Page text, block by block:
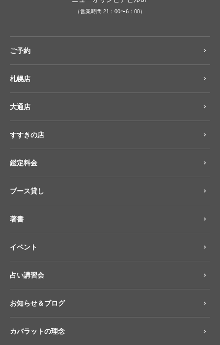
（営業時間 21：00〜6：00）
ご予約
札幌店
大通店
すすきの店
鑑定料金
ブース貸し
著書
イベント
占い講習会
お知らせ＆ブログ
カバラットの理念